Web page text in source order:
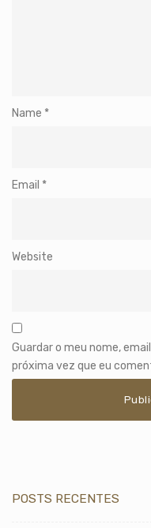
Name *
Email *
Website
Guardar o meu nome,
próxima vez que eu
POSTS RECENTES